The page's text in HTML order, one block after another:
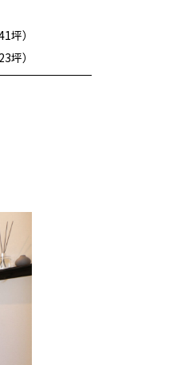
坪）
坪）